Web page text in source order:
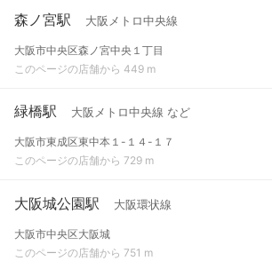
森ノ宮駅 大阪メトロ中央線
大阪市中央区森ノ宮中央１丁目
このページの店舗から 449 m
緑橋駅 大阪メトロ中央線 など
大阪市東成区東中本１-１４-１７
このページの店舗から 729 m
大阪城公園駅 大阪環状線
大阪市中央区大阪城
このページの店舗から 751 m